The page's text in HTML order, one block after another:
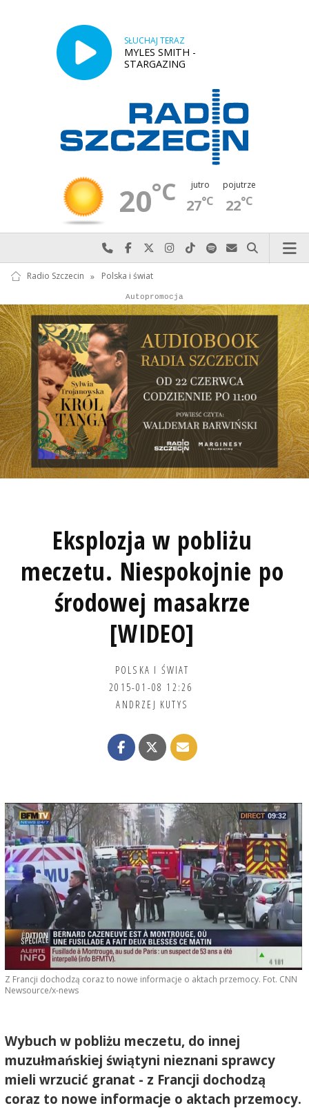
SŁUCHAJ TERAZ
MYLES SMITH -
STARGAZING
20°C jutro
27°C
pojutrze
22°C
Najlepiej po prostu do nas zadzwoń
Odwiedź nas na Facebook-u
Odwiedź nas na X
Odwiedź nas na Instagram-ie
Odwiedź nas na TikTok-u
Szukaj nas na Spotify
Wyślij do nas
Szukaj
Radio Szczecin » Polska i świat
Reklama
Autopromocja
Eksplozja w pobliżu
meczetu. Niespokojnie po
środowej masakrze
[WIDEO]
POLSKA I ŚWIAT
2015-01-08 12:26
ANDRZEJ KUTYS
Z Francji dochodzą coraz to nowe informacje o aktach przemocy. Fot. CNN
Newsource/x-news
Wybuch w pobliżu meczetu, do innej
muzułmańskiej świątyni nieznani sprawcy
mieli wrzucić granat - z Francji dochodzą
coraz to nowe informacje o aktach przemocy.